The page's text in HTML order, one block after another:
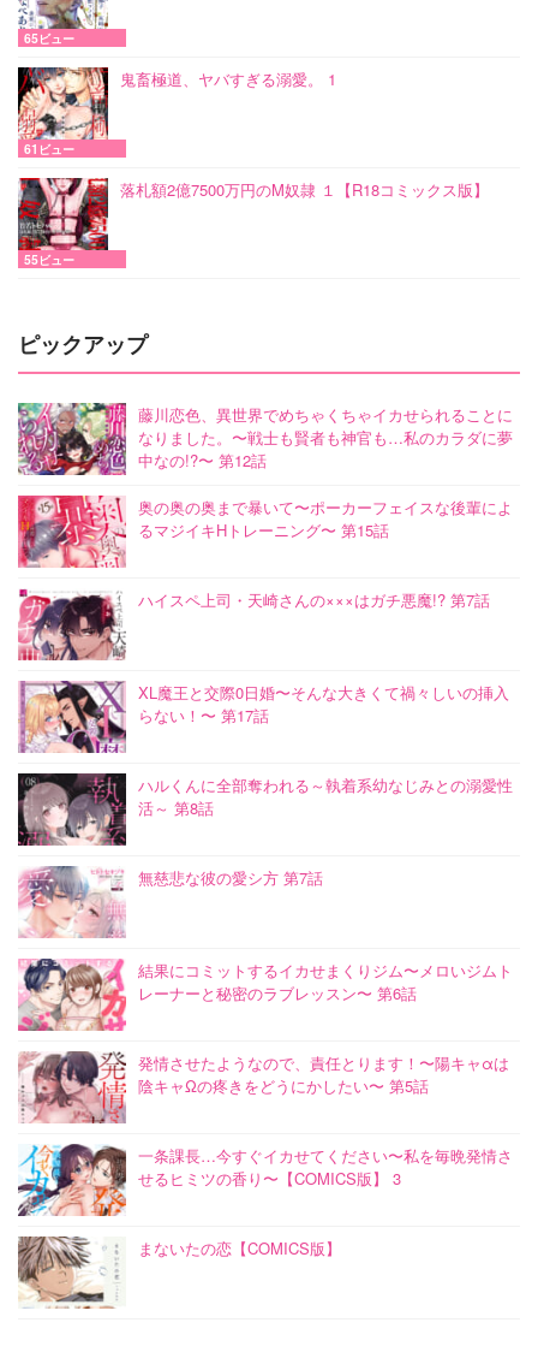
65ビュー
鬼畜極道、ヤバすぎる溺愛。 1
61ビュー
落札額2億7500万円のM奴隷 １【R18コミックス版】
55ビュー
ピックアップ
藤川恋色、異世界でめちゃくちゃイカせられることに
なりました。〜戦士も賢者も神官も…私のカラダに夢
中なの!?〜 第12話
奥の奥の奥まで暴いて〜ポーカーフェイスな後輩によ
るマジイキHトレーニング〜 第15話
ハイスペ上司・天崎さんの×××はガチ悪魔!? 第7話
XL魔王と交際0日婚〜そんな大きくて禍々しいの挿入
らない！〜 第17話
ハルくんに全部奪われる～執着系幼なじみとの溺愛性
活～ 第8話
無慈悲な彼の愛シ方 第7話
結果にコミットするイカせまくりジム〜メロいジムト
レーナーと秘密のラブレッスン〜 第6話
発情させたようなので、責任とります！〜陽キャαは
陰キャΩの疼きをどうにかしたい〜 第5話
一条課長…今すぐイカせてください〜私を毎晩発情さ
せるヒミツの香り〜【COMICS版】 3
まないたの恋【COMICS版】